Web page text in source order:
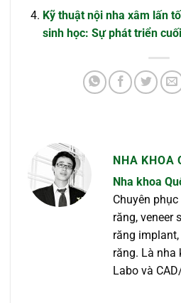
Kỹ thuật nội nha xâm lấn
sinh học: Sự phát triển
NHA KHOA
Nha khoa
Chuyên
răng, veneer
răng
răng. Là nha
Labo và